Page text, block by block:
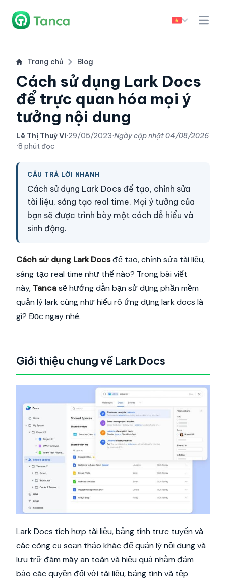
Trang chủ Blog
Cách sử dụng Lark Docs
để trực quan hóa mọi ý
tưởng nội dung
Lê Thị Thuỳ Vi·29/05/2023·Ngày cập nhật04/08/2026
·8 phút đọc
CÂU TRẢ LỜI NHANH
Cách sử dụng Lark Docs để tạo, chỉnh sửa
tài liệu, sáng tạo real time. Mọi ý tưởng của
bạn sẽ được trình bày một cách dễ hiểu và
sinh động.
Cách sử dụng Lark Docsđể tạo, chỉnh sửa tài liệu,
sáng tạo real time như thế nào? Trong bài viết
này, Tancasẽ hướng dẫn bạn sử dụng phần mềm
quản lý lark cũng như hiểu rõ ứng dụng lark docs là
gì? Đọc ngay nhé.
Giới thiệu chung về Lark Docs
Lark Docs tích hợp tài liệu, bảng tính trực tuyến và
các công cụ soạn thảo khác để quản lý nội dung và
lưu trữ đám mây an toàn và hiệu quả nhằm đảm
bảo các quyền đối với tài liệu, bảng tính và tệp